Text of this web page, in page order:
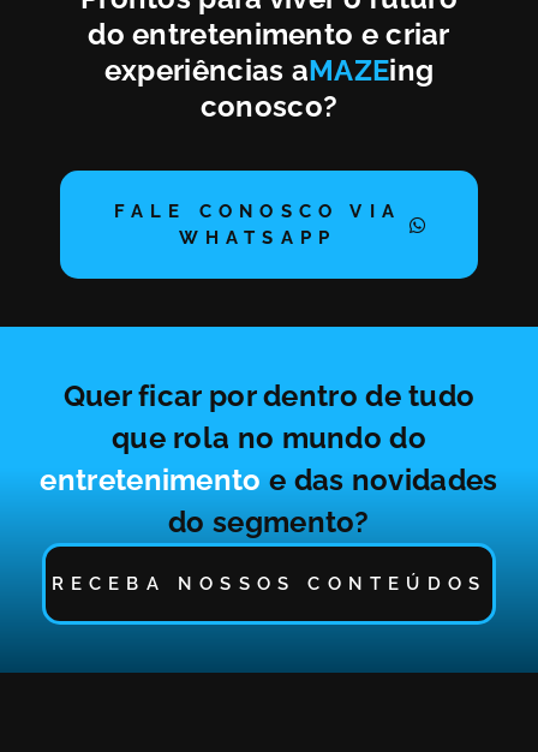
do entretenimento e criar
experiências aMAZEing
conosco?
FALE CONOSCO VIA
WHATSAPP
Quer ficar por dentro de tudo
que rola no mundo do
entretenimento e das novidades
do segmento?
RECEBA NOSSOS CONTEÚDOS